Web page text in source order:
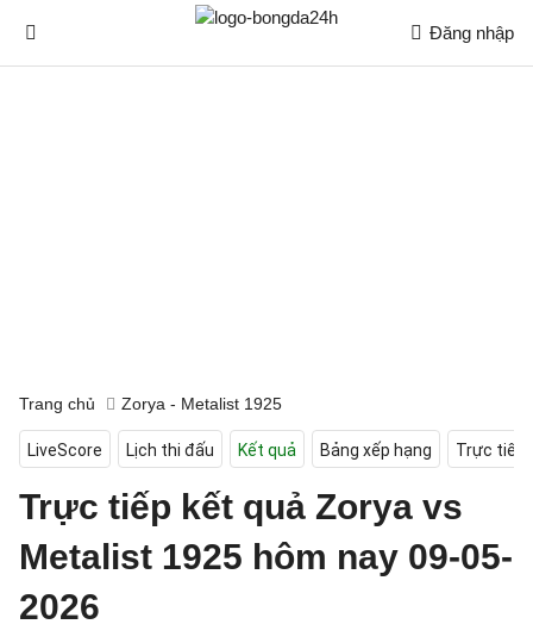
Đăng nhập
Trang chủ Zorya - Metalist 1925
LiveScore Lịch thi đấu Kết quả Bảng xếp hạng Trực tiếp
Trực tiếp kết quả Zorya vs
Metalist 1925 hôm nay 09-05-
2026